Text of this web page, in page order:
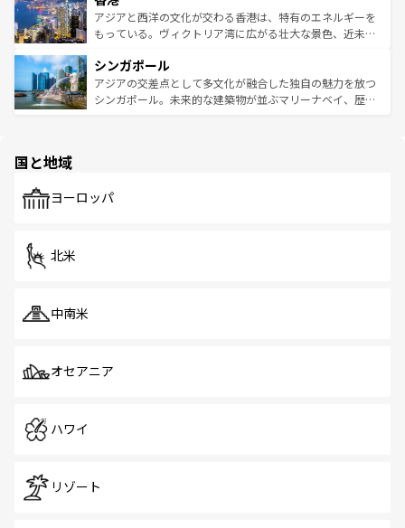
ひ現地で味わいたい。どの地域を訪れてもあたたかい人々
が旅行者を迎えてくれるので、きっと忘れられない旅にな
参照してほしい。
帯で自然と触れ合い、南部ではプーケットやクラビの美し
いビーチでリゾート気分を楽しむことができる。タイ料理
激する。気候は一年中温暖で、どの季節にも異なる楽しみ
が待っている。親しみやすいタイの人々、仏教を中心とし
た文化、そして多様な観光資源が、訪れる旅人を魅了し続
アジアと西洋の文化が交わる香港は、特有のエネルギーを
もっている。ヴィクトリア湾に広がる壮大な景色、近未来
み、どこを訪れても感動するはず。観光スポットが密集し
ており、効率よく見どころを回れるのも魅力。息をのむよ
うな絶景から文化的な体験まで、香港を存分に楽しみ尽く
シンガポール
アジアの交差点として多文化が融合した独自の魅力を放つ
シンガポール。未来的な建築物が並ぶマリーナベイ、歴史
で、ホーカーズは地元の風情を楽しめる外せないスポット
国と地域
ヨーロッパ
北米
中南米
オセアニア
ハワイ
リゾート